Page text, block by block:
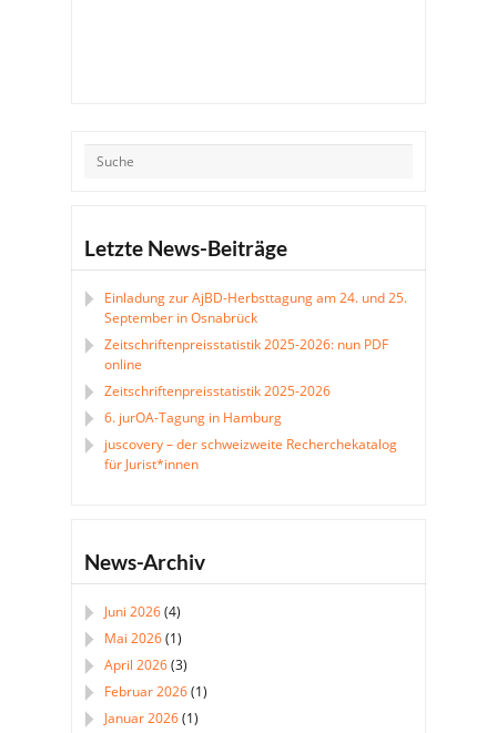
Letzte News-Beiträge
Einladung zur AjBD-Herbsttagung am 24. und 25.
September in Osnabrück
Zeitschriftenpreisstatistik 2025-2026: nun PDF
online
Zeitschriftenpreisstatistik 2025-2026
6. jurOA-Tagung in Hamburg
juscovery – der schweizweite Recherchekatalog
für Jurist*innen
News-Archiv
Juni 2026(4)
Mai 2026(1)
April 2026(3)
Februar 2026(1)
Januar 2026(1)